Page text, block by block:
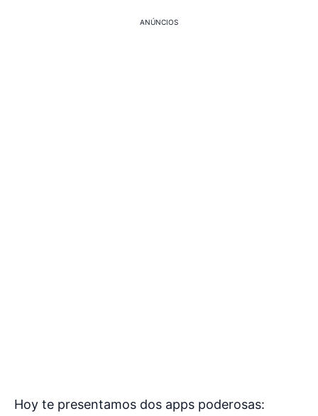
ANÚNCIOS
Hoy te presentamos dos apps poderosas: